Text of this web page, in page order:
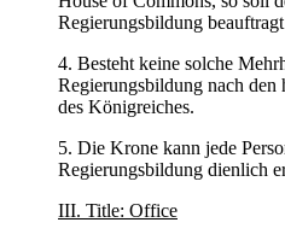
Regierungsbildung
4. Besteht keine solche
Regierungsbildung nach
des Königreiches.
5. Die Krone kann jede
Regierungsbildung dienlich
III. Title: Office